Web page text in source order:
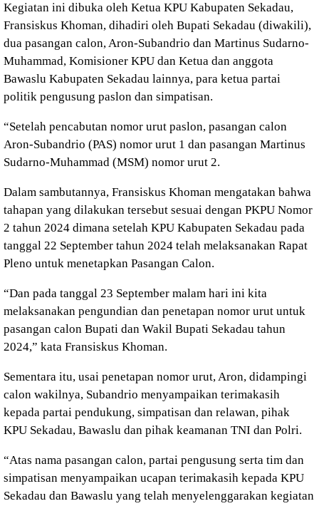
Kegiatan ini dibuka oleh Ketua KPU Kabupaten Sekadau,
Fransiskus Khoman, dihadiri oleh Bupati Sekadau (diwakili),
dua pasangan calon, Aron-Subandrio dan Martinus Sudarno-
Muhammad, Komisioner KPU dan Ketua dan anggota
Bawaslu Kabupaten Sekadau lainnya, para ketua partai
politik pengusung paslon dan simpatisan.
“Setelah pencabutan nomor urut paslon, pasangan calon
Aron-Subandrio (PAS) nomor urut 1 dan pasangan Martinus
Sudarno-Muhammad (MSM) nomor urut 2.
Dalam sambutannya, Fransiskus Khoman mengatakan bahwa
tahapan yang dilakukan tersebut sesuai dengan PKPU Nomor
2 tahun 2024 dimana setelah KPU Kabupaten Sekadau pada
tanggal 22 September tahun 2024 telah melaksanakan Rapat
Pleno untuk menetapkan Pasangan Calon.
“Dan pada tanggal 23 September malam hari ini kita
melaksanakan pengundian dan penetapan nomor urut untuk
pasangan calon Bupati dan Wakil Bupati Sekadau tahun
2024,” kata Fransiskus Khoman.
Sementara itu, usai penetapan nomor urut, Aron, didampingi
calon wakilnya, Subandrio menyampaikan terimakasih
kepada partai pendukung, simpatisan dan relawan, pihak
KPU Sekadau, Bawaslu dan pihak keamanan TNI dan Polri.
“Atas nama pasangan calon, partai pengusung serta tim dan
simpatisan menyampaikan ucapan terimakasih kepada KPU
Sekadau dan Bawaslu yang telah menyelenggarakan kegiatan